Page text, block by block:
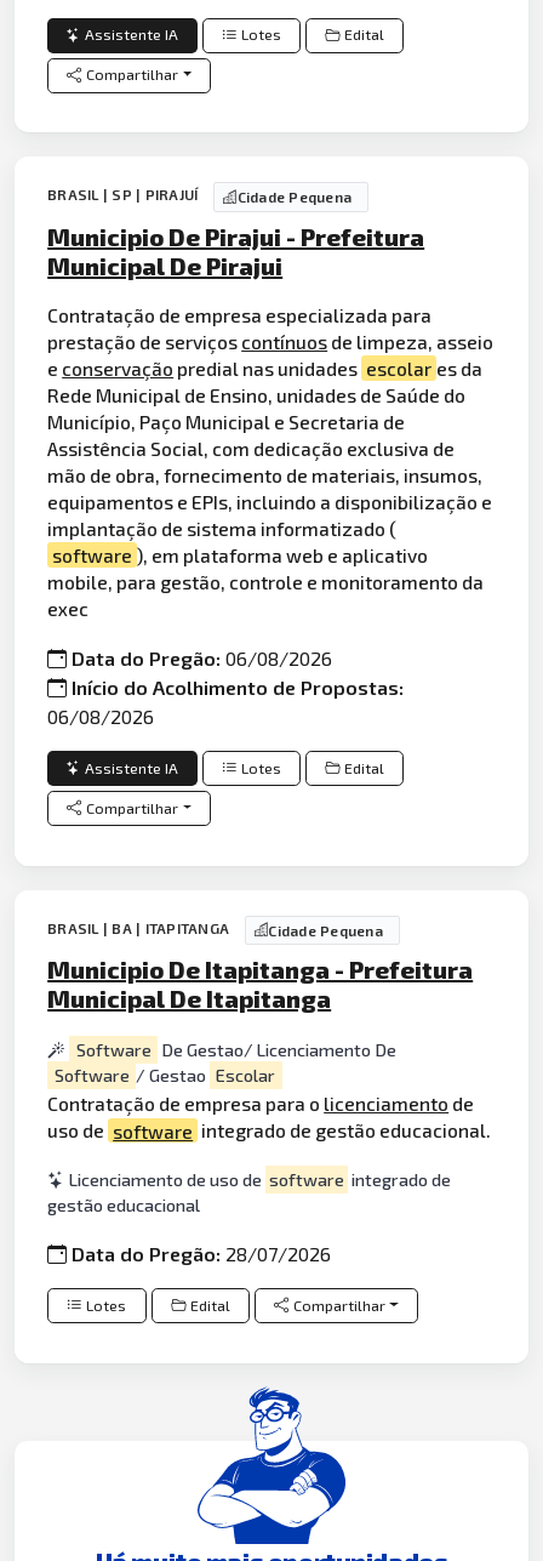
Assistente IA Lotes Edital
Compartilhar
BRASIL | SP | PIRAJUÍ Cidade Pequena
Municipio De Pirajui - Prefeitura
Municipal De Pirajui
Contratação de empresa especializada para
prestação de serviços contínuos de limpeza, asseio
e conservação predial nas unidades escolar es da
Rede Municipal de Ensino, unidades de Saúde do
Município, Paço Municipal e Secretaria de
Assistência Social, com dedicação exclusiva de
mão de obra, fornecimento de materiais, insumos,
equipamentos e EPIs, incluindo a disponibilização e
implantação de sistema informatizado (
software ), em plataforma web e aplicativo
mobile, para gestão, controle e monitoramento da
exec
Data do Pregão:06/08/2026
Início do Acolhimento de Propostas:
06/08/2026
Assistente IA Lotes Edital
Compartilhar
BRASIL | BA | ITAPITANGA Cidade Pequena
Municipio De Itapitanga - Prefeitura
Municipal De Itapitanga
Software De Gestao/ Licenciamento De
Software / Gestao Escolar
Contratação de empresa para o licenciamento de
uso de software integrado de gestão educacional.
Licenciamento de uso de software integrado de
gestão educacional
Data do Pregão: 28/07/2026
Lotes Edital Compartilhar